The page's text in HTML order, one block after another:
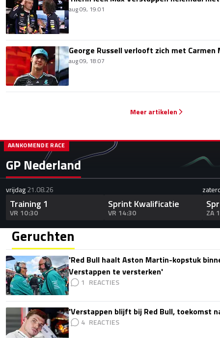
aug 09, 19:01
George Russell verlooft zich met Carmen
aug 09, 18:07
Meer artikelen
GP Nederland
AANKOMENDE RACE
vrijdag21.08.26
Training 1
VR 10:30
Sprint Kwalificatie
VR 14:30 ZA
Geruchten
'Red Bull haalt Aston Martin-kopstuk
Verstappen te versterken'
1
'Verstappen blijft bij Red Bull, toekomst
4